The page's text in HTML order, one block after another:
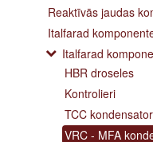
Reaktīvās jaudas
Italfarad
Italfarad
HBR droseles
Kontrolieri
TCC
VRC - MFA